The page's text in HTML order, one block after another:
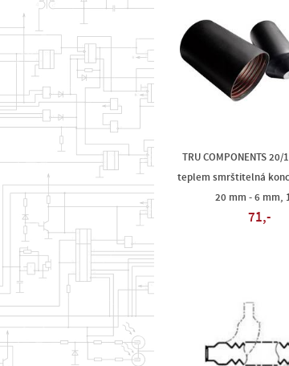
TRU COMPONENTS
teplem smrštitelná
20 mm - 6 mm,
71,-